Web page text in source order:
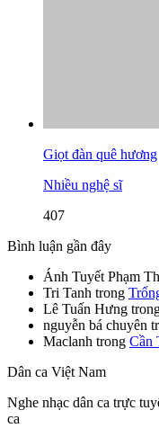
Giọt đàn quê hương
Nhiều nghệ sĩ
407
Bình luận gần đây
Ánh Tuyết Phạm
Tri Tanh trong
Lê Tuấn Hưng
nguyễn bá chuyên
Maclanh trong Cần
Dân ca Việt Nam
Nghe nhạc dân ca trực
ca